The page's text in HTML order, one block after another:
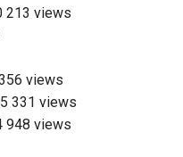
213 views
views
331 views
948 views